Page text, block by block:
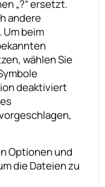
„?“ ersetzt.
andere
beim
wählen Sie
deaktiviert
Optionen und
die Dateien zu